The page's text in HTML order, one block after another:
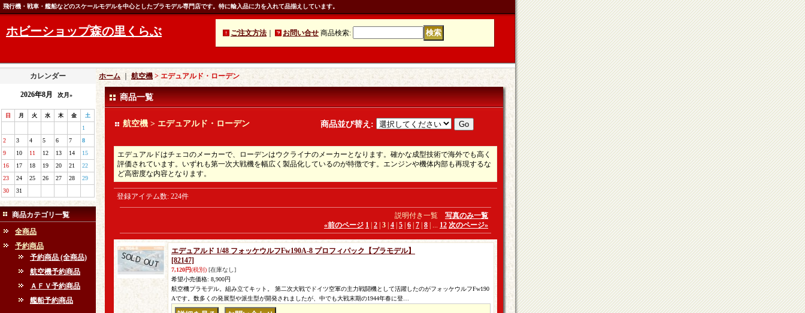
飛行機・戦車・艦船などのスケールモデルを中心としたプラモデル専門店です。特に輸入品に力を入れて品揃えしています。
ホビーショップ森の里くらぶ ご注文方法 お問い合せ 商品検索:
カレンダー
2026年8月 次月»
日 月 火 水 木 金 土
1
2
3 4 5 6 7
8
9
10 11 12 13 14
15
16
17 18 19 20 21
22
23
24 25 26 27 28
29
30
31
商品カテゴリ一覧
全商品
予約商品
予約商品 (全商品)
航空機予約商品
ＡＦＶ予約商品
艦船予約商品
ホーム 航空機 > エデュアルド・ローデン
商品一覧
航空機 > エデュアルド・ローデン 商品並び替え :
エデュアルドはチェコのメーカーで、ローデンはウクライナのメーカーとなります。確かな成型技術で海外でも高く
評価されています。いずれも第一次大戦機を幅広く製品化しているのが特徴です。エンジンや機体内部も再現するな
ど高密度な内容となります。
登録アイテム数: 224件
説明付き一覧 写真のみ一覧
«前のページ 1 2 3 4 5 6 7 8 ... 12 次のページ»
エデュアルド 1/48 フォッケウルフFw190A-8 プロフィパック【プラモデル】
[82147]
7,120円(税別) [在庫なし]
希望小売価格: 8,900円
航空機プラモデル。組み立てキット。 第二次大戦でドイツ空軍の主力戦闘機として活躍したのがフォッケウルフFw190
Aです。数多くの発展型や派生型が開発されましたが、中でも大戦末期の1944年春に登…